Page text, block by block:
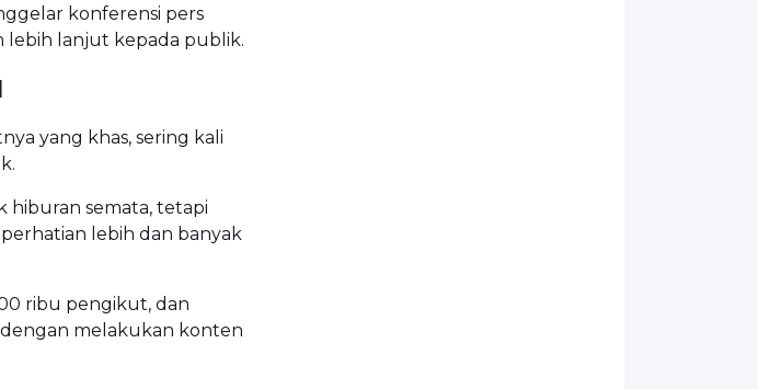
konferensi pers
lanjut kepada publik.
yang khas, sering kali
semata, tetapi
lebih dan banyak
ribu pengikut, dan
melakukan konten